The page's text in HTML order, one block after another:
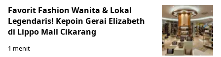
Favorit Fashion Wanita & Lokal
Legendaris! Kepoin Gerai Elizabeth
di Lippo Mall Cikarang
1 menit